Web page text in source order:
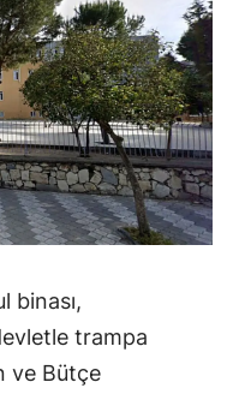
binası,
trampa
ve Bütçe